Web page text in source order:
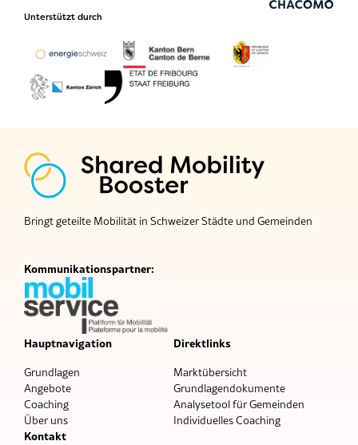
Unterstützt durch
Bringt geteilte Mobilität in Schweizer Städte und Gemeinden
Kommunikationspartner:
Hauptnavigation
Grundlagen
Angebote
Coaching
Über uns
Direktlinks
Marktübersicht
Grundlagendokumente
Analysetool für Gemeinden
Individuelles Coaching
Kontakt